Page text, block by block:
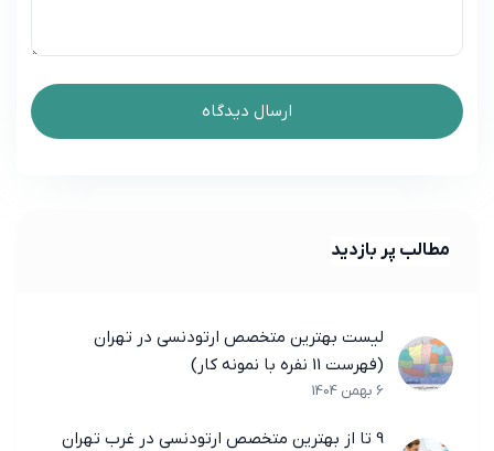
مطالب پر بازدید
لیست بهترین متخصص ارتودنسی در تهران
(فهرست 11 نفره با نمونه کار)
6 بهمن 1404
9 تا از بهترین متخصص ارتودنسی در غرب تهران